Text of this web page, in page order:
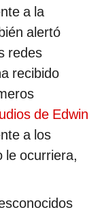
a la
alertó
redes
recibido
de Edwin
a los
le ocurriera,